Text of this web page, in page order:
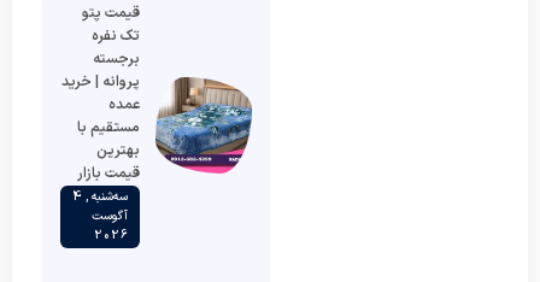
قیمت پتو
تک نفره
برجسته
پروانه | خرید
عمده
مستقیم با
بهترین
قیمت بازار
سه‌شنبه , 4
آگوست
2026